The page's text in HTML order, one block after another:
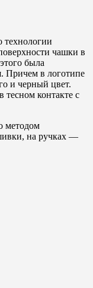
технологии
чашки в
была
Причем в логотипе
и черный цвет.
тесном контакте с
методом
на ручках —